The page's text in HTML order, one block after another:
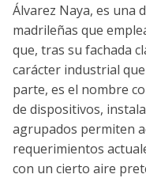
Álvarez Naya, es una
madrileñas que
que, tras su fachada
carácter industrial
parte, es el nombre
de dispositivos,
agrupados permiten
requerimientos
con un cierto aire